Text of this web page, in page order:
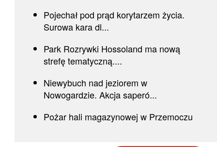
Pojechał pod prąd korytarzem życia.
Surowa kara dl...
Park Rozrywki Hossoland ma nową
strefę tematyczną....
Niewybuch nad jeziorem w
Nowogardzie. Akcja saperó...
Pożar hali magazynowej w Przemoczu